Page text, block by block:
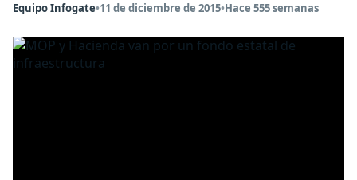
Equipo Infogate•11 de diciembre de 2015•Hace 555 semanas